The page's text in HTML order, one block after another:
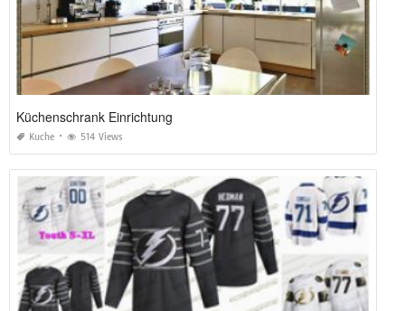
Küchenschrank Einrichtung
Kuche 514 Views